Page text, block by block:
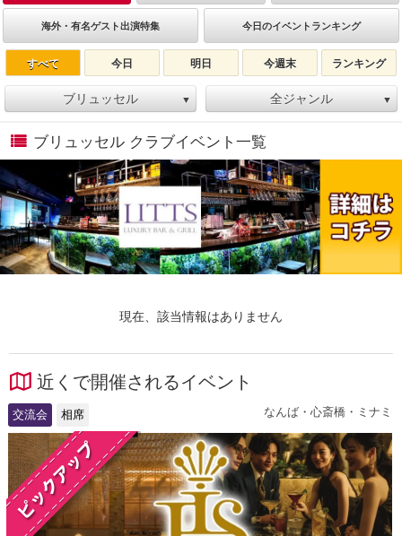
海外・有名ゲスト出演特集 今日のイベントランキング
すべて 今日 明日 今週末 ランキング
ブリュッセル ▼ 全ジャンル ▼
ブリュッセル クラブイベント一覧
現在、該当情報はありません
近くで開催されるイベント
交流会 相席 なんば・心斎橋・ミナミ